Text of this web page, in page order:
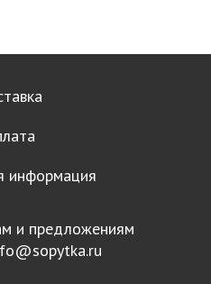
информация
и предложениям